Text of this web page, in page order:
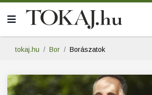
tokaj.hu Bor Borászatok